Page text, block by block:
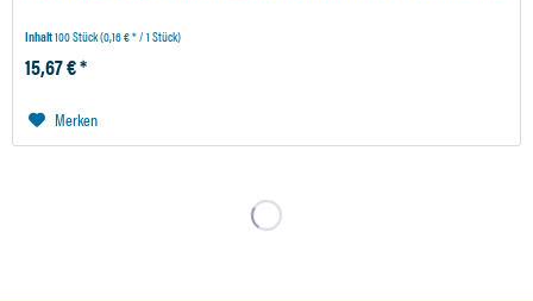
Inhalt100 Stück(0,16 € * / 1 Stück)
15,67 € *
Merken